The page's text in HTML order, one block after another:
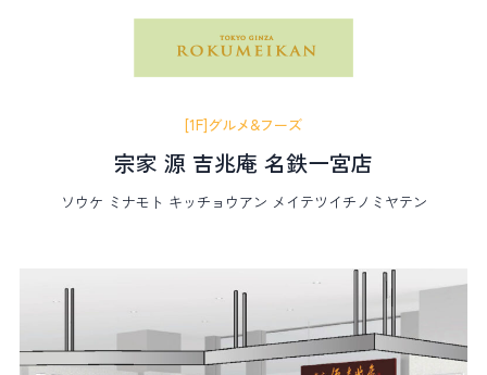
[1F]グルメ&フーズ
宗家 源 吉兆庵 名鉄一宮店
ソウケ ミナモト キッチョウアン メイテツイチノミヤテン